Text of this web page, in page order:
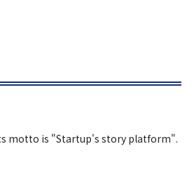
motto is "Startup's story platform".